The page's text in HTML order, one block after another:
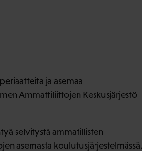
ja asemaa
Ammattiliittojen Keskusjärjestö
selvitystä ammatillisten
asemasta koulutusjärjestelmässä.